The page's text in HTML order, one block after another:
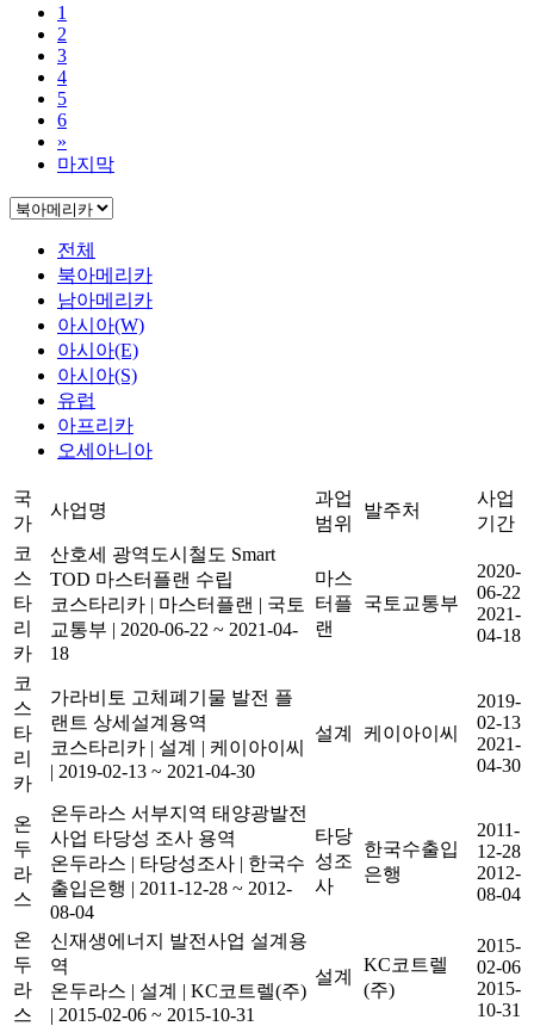
1
2
3
4
5
6
»
마지막
전체
북아메리카
남아메리카
아시아(W)
아시아(E)
아시아(S)
유럽
아프리카
오세아니아
국
가
사업명
과업
범위
발주처
사업
기간
코
스
타
리
카
산호세 광역도시철도 Smart
TOD 마스터플랜 수립
코스타리카 | 마스터플랜 | 국토
교통부 | 2020-06-22 ~ 2021-04-
18
마스
터플
랜
국토교통부
2020-
06-22
2021-
04-18
코
스
타
리
카
가라비토 고체폐기물 발전 플
랜트 상세설계용역
코스타리카 | 설계 | 케이아이씨
| 2019-02-13 ~ 2021-04-30
설계 케이아이씨
2019-
02-13
2021-
04-30
온
두
라
스
온두라스 서부지역 태양광발전
사업 타당성 조사 용역
온두라스 | 타당성조사 | 한국수
출입은행 | 2011-12-28 ~ 2012-
08-04
타당
성조
사
한국수출입
은행
2011-
12-28
2012-
08-04
온
두
라
스
신재생에너지 발전사업 설계용
역
온두라스 | 설계 | KC코트렐(주)
| 2015-02-06 ~ 2015-10-31
설계
KC코트렐
(주)
2015-
02-06
2015-
10-31